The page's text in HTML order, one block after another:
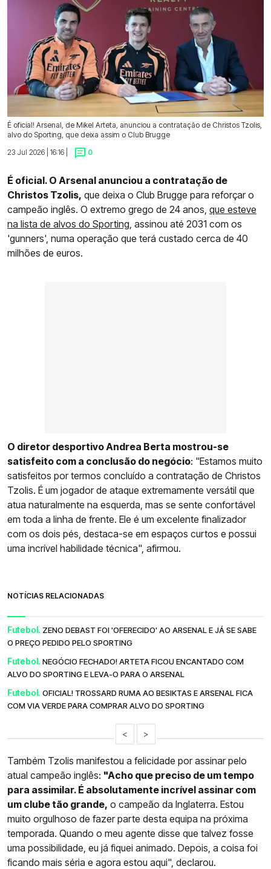
É oficial! Arsenal, de Mikel Arteta, anunciou a contratação de Christos Tzolis,
alvo do Sporting, que deixa assim o Club Brugge
23 Jul 2026 | 16:16 |
0
É oficial. O Arsenal anunciou a contratação de
Christos Tzolis, que deixa o Club Brugge para reforçar o
campeão inglês. O extremo grego de 24 anos, que esteve
na lista de alvos do Sporting , assinou até 2031 com os
'gunners', numa operação que terá custado cerca de 40
milhões de euros.
O diretor desportivo Andrea Berta mostrou-se
satisfeito com a conclusão do negócio: "Estamos muito
satisfeitos por termos concluído a contratação de Christos
Tzolis. É um jogador de ataque extremamente versátil que
atua naturalmente na esquerda, mas se sente confortável
em toda a linha de frente. Ele é um excelente finalizador
com os dois pés, destaca-se em espaços curtos e possui
uma incrível habilidade técnica", afirmou.
NOTÍCIAS RELACIONADAS
Futebol. ZENO DEBAST FOI 'OFERECIDO' AO ARSENAL E JÁ SE SABE
O PREÇO PEDIDO PELO SPORTING
Futebol. NEGÓCIO FECHADO! ARTETA FICOU ENCANTADO COM
ALVO DO SPORTING E LEVA-O PARA O ARSENAL
Futebol. OFICIAL! TROSSARD RUMA AO BESIKTAS E ARSENAL FICA
COM VIA VERDE PARA COMPRAR ALVO DO SPORTING
< >
Também Tzolis manifestou a felicidade por assinar pelo
atual campeão inglês: "Acho que preciso de um tempo
para assimilar. É absolutamente incrível assinar com
um clube tão grande, o campeão da Inglaterra. Estou
muito orgulhoso de fazer parte desta equipa na próxima
temporada. Quando o meu agente disse que talvez fosse
uma possibilidade, eu já fiquei animado. Depois, a coisa foi
ficando mais séria e agora estou aqui", declarou.